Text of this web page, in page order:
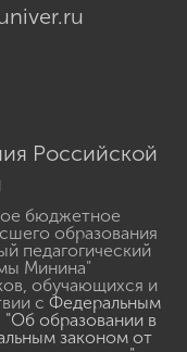
Российской
бюджетное
образования
педагогический
Минина"
обучающихся и
с Федеральным
образовании в
законом от